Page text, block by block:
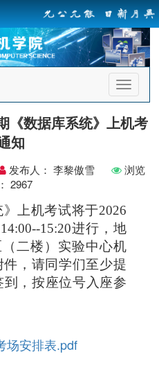
首
页
导
航
《数据库系统》上机考
知
发布人： 李黎傲雪
浏览
2967
上机考试将于2026
15:20进行，地
二楼）实验中心机
，请同学们至少提
，按座位号入座参
场安排表.pdf